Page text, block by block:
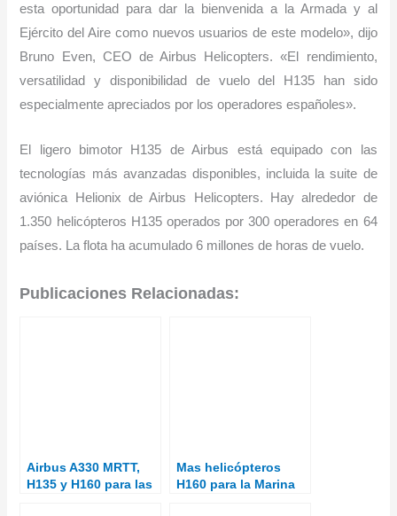
esta oportunidad para dar la bienvenida a la Armada y al
Ejército del Aire como nuevos usuarios de este modelo», dijo
Bruno Even, CEO de Airbus Helicopters. «El rendimiento,
versatilidad y disponibilidad de vuelo del H135 han sido
especialmente apreciados por los operadores españoles».
El ligero bimotor H135 de Airbus está equipado con las
tecnologías más avanzadas disponibles, incluida la suite de
aviónica Helionix de Airbus Helicopters. Hay alrededor de
1.350 helicópteros H135 operados por 300 operadores en 64
países. La flota ha acumulado 6 millones de horas de vuelo.
Publicaciones Relacionadas:
Airbus A330 MRTT,
H135 y H160 para las
Mas helicópteros
H160 para la Marina